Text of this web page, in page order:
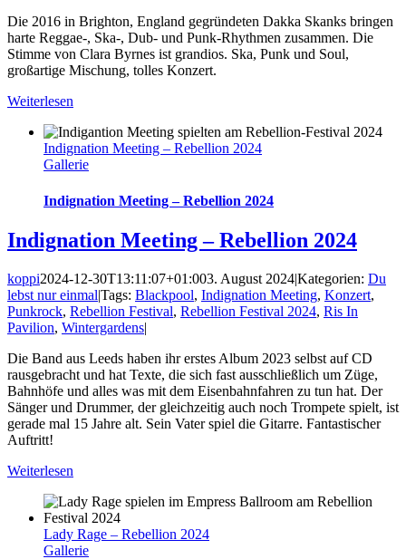
Die 2016 in Brighton, England gegründeten Dakka Skanks bringen
harte Reggae-, Ska-, Dub- und Punk-Rhythmen zusammen. Die
Stimme von Clara Byrnes ist grandios. Ska, Punk und Soul,
großartige Mischung, tolles Konzert.
Weiterlesen
Indignation Meeting – Rebellion 2024
Gallerie
Indignation Meeting – Rebellion 2024
Indignation Meeting – Rebellion 2024
koppi2024-12-30T13:11:07+01:003. August 2024|Kategorien: Du
lebst nur einmal|Tags: Blackpool, Indignation Meeting, Konzert,
Punkrock, Rebellion Festival, Rebellion Festival 2024, Ris In
Pavilion, Wintergardens|
Die Band aus Leeds haben ihr erstes Album 2023 selbst auf CD
rausgebracht und hat Texte, die sich fast ausschließlich um Züge,
Bahnhöfe und alles was mit dem Eisenbahnfahren zu tun hat. Der
Sänger und Drummer, der gleichzeitig auch noch Trompete spielt, ist
gerade mal 15 Jahre alt. Sein Vater spiel die Gitarre. Fantastischer
Auftritt!
Weiterlesen
Lady Rage – Rebellion 2024
Gallerie